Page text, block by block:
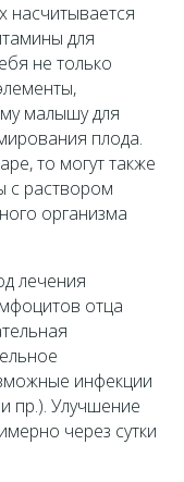
насчитывается
для
не только
малышу для
плода.
то могут также
с раствором
организма
лечения
отца
инфекции
пр.). Улучшение
через сутки